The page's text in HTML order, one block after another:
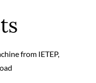
from IETEP,